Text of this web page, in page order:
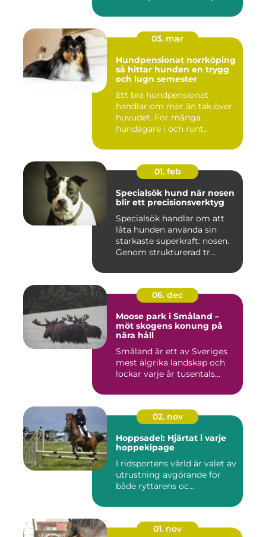
03. mar
Hundpensionat norrköping
så hittar hunden en trygg
och lugn semester
Ett bra hundpensionat
handlar om mer än tak över
huvudet. För många
hundägare i och runt
01. feb
Specialsök hund när nosen
blir ett precisionsverktyg
Specialsök handlar om att
låta hunden använda sin
starkaste superkraft: nosen.
Genom strukturerad tr...
06. dec
Moose park i Småland –
möt skogens konung på
nära håll
Småland är ett av Sveriges
mest älgrika landskap och
lockar varje år tusentals...
02. nov
Hoppsadel: Hjärtat i varje
hoppekipage
I ridsportens värld är valet av
utrustning avgörande för
både ryttarens oc...
01. nov